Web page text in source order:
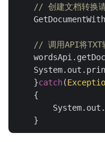
// 创建文档转换
// 调用API将TXT
    }
catch(
    {